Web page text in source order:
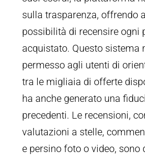
sulla trasparenza, offrendo
possibilità di recensire ogni
acquistato. Questo sistema
permesso agli utenti di
tra le migliaia di offerte
ha anche generato una
precedenti. Le recensioni,
valutazioni a stelle,
e persino foto o video, sono